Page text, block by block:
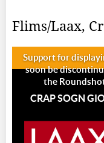
Flims/Laax,